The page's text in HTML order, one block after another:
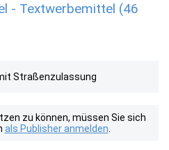
- Textwerbemittel (46
Straßenzulassung
zu können, müssen Sie sich
als Publisher anmelden